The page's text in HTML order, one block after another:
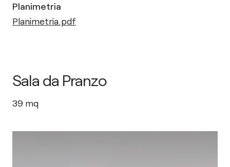
Planimetria
Planimetria.pdf
Sala da Pranzo
39 mq